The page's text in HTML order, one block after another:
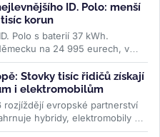
ID. Polo: menší
korun
Polo s baterií 37 kWh.
na 24 995 eurech, v
Stovky tisíc řidičů získají
i elektromobilům
evropské partnerství
hybridy, elektromobily i